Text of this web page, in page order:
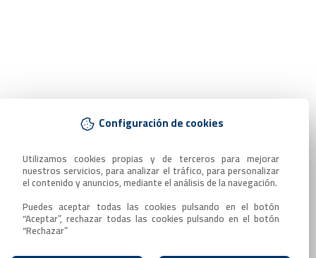
Configuración de cookies
Utilizamos cookies propias y de terceros para mejorar
nuestros servicios, para analizar el tráfico, para personalizar
el contenido y anuncios, mediante el análisis de la navegación.
Puedes aceptar todas las cookies pulsando en el botón
“Aceptar”, rechazar todas las cookies pulsando en el botón
“Rechazar”